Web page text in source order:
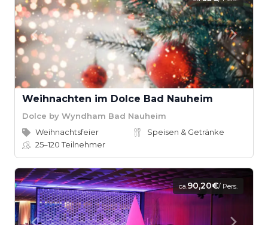
Weihnachten im Dolce Bad Nauheim
Dolce by Wyndham Bad Nauheim
Weihnachtsfeier
Speisen & Getränke
25–120Teilnehmer
ca.90,20€/ Pers.